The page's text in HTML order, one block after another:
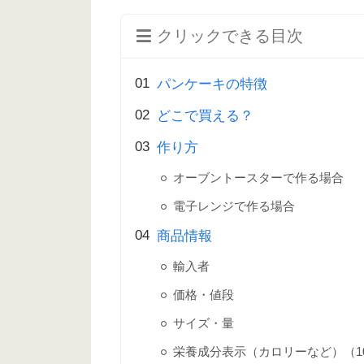
クリックできる目次
パンケーキの特徴
どこで買える？
作り方
オーブントースターで作る場合
電子レンジで作る場合
商品情報
輸入者
価格・値段
サイズ・量
栄養成分表示（カロリーなど）（